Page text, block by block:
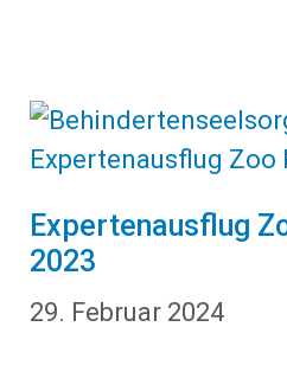
Expertenausflug
2023
29. Februar 2024